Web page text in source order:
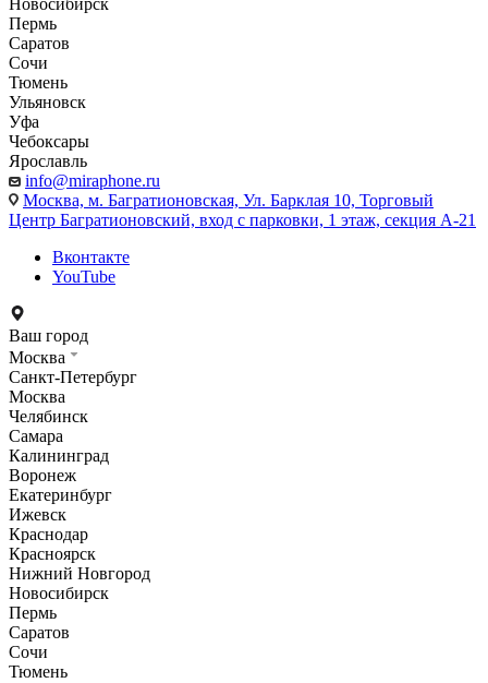
Новосибирск
Пермь
Саратов
Сочи
Тюмень
Ульяновск
Уфа
Чебоксары
Ярославль
info@miraphone.ru
Москва, м. Багратионовская, Ул. Барклая 10, Торговый
Центр Багратионовский, вход с парковки, 1 этаж, секция А-21
Вконтакте
YouTube
Ваш город
Москва
Санкт-Петербург
Москва
Челябинск
Самара
Калининград
Воронеж
Екатеринбург
Ижевск
Краснодар
Красноярск
Нижний Новгород
Новосибирск
Пермь
Саратов
Сочи
Тюмень